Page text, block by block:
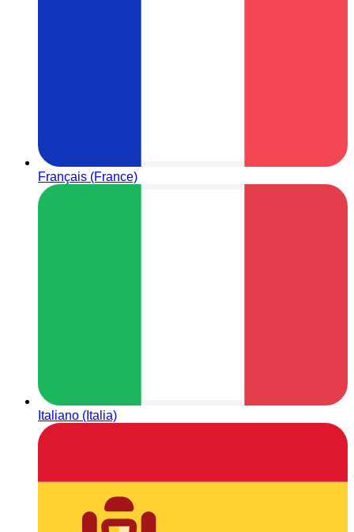
Français (France)
Italiano (Italia)